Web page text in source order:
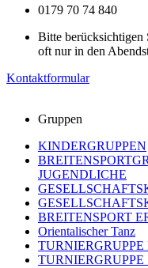
0179 70 74 840
Bitte berücksichtigen
oft nur in den
Kontaktformular
Gruppen
KINDERGRUPPEN
JUGENDLICHE
BREITENSPORT
Orientalischer Tanz
TURNIERGRUPPE